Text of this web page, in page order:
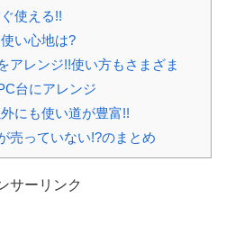
使える!!
い心地は?
アレンジ!!使い方もさまざま
台にアレンジ
にも使い道が豊富!!
売っていない!?のまとめ
サーリンク